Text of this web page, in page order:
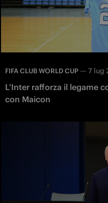
FIFA CLUB WORLD CUP — 7 lug
L'Inter rafforza il legame
con Maicon